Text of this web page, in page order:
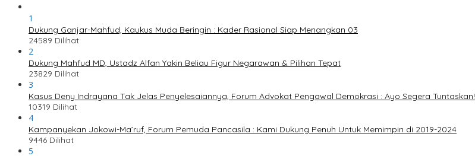
1
Dukung Ganjar-Mahfud, Kaukus Muda Beringin : Kader Rasional Siap Menangkan 03
24589 Dilihat
2
Dukung Mahfud MD, Ustadz Alfan Yakin Beliau Figur Negarawan & Pilihan Tepat
23829 Dilihat
3
Kasus Deny Indrayana Tak Jelas Penyelesaiannya, Forum Advokat Pengawal Demokrasi : Ayo Segera Tuntaskan!
10319 Dilihat
4
Kampanyekan Jokowi-Ma’ruf, Forum Pemuda Pancasila : Kami Dukung Penuh Untuk Memimpin di 2019-2024
9446 Dilihat
5